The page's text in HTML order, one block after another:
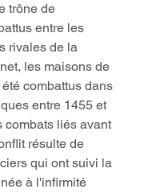
trône de
entre les
rivales de la
les maisons de
combattus dans
entre 1455 et
combats liés avant
résulte de
qui ont suivi la
à l'infirmité